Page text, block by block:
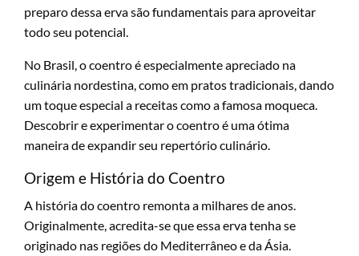
preparo dessa erva são fundamentais para aproveitar
todo seu potencial.
No Brasil, o coentro é especialmente apreciado na
culinária nordestina, como em pratos tradicionais, dando
um toque especial a receitas como a famosa moqueca.
Descobrir e experimentar o coentro é uma ótima
maneira de expandir seu repertório culinário.
Origem e História do Coentro
A história do coentro remonta a milhares de anos.
Originalmente, acredita-se que essa erva tenha se
originado nas regiões do Mediterrâneo e da Ásia.